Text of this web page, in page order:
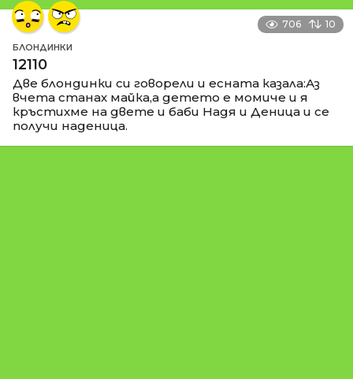
706 10
БЛОНДИНКИ
12110
Две блондинки си говорели и есната казала:Аз
вчета станах майка,а детето е момиче и я
кръстихме на двете и баби Надя и Деница и се
получи наденица.